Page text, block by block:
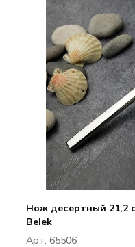
Нож десертный 21,2
Belek
Арт. 65506